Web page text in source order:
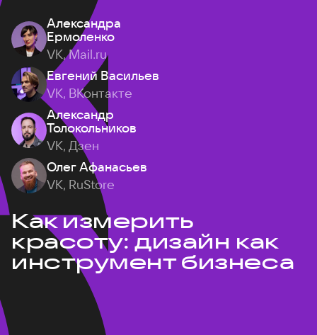
Александра
Ермоленко
VK, Mail.ru
Евгений Васильев
VK, ВКонтакте
Александр
Толокольников
VK, Дзен
Олег Афанасьев
VK, RuStore
Как измерить
красоту: дизайн как
инструмент бизнеса